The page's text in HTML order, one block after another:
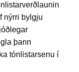
nýrri bylgju
þann
tónlistarsenu í